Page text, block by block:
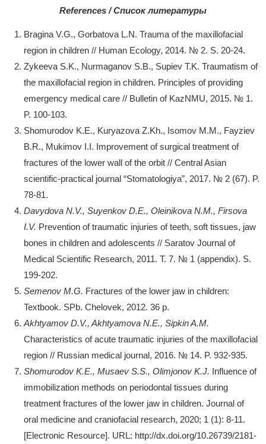
References / Список литературы
Bragina V.G., Gorbatova L.N. Trauma of the maxillofacial
region in children // Human Ecology, 2014. № 2. S. 20-24.
Zykeeva S.K., Nurmaganov S.B., Supiev T.K. Traumatism of
the maxillofacial region in children. Principles of providing
emergency medical care // Bulletin of KazNMU, 2015. № 1.
P. 100-103.
Shomurodov K.E., Kuryazova Z.Kh., Isomov M.M., Fayziev
B.R., Mukimov I.I. Improvement of surgical treatment of
fractures of the lower wall of the orbit // Central Asian
scientific-practical journal “Stomatologiya”, 2017. № 2 (67). P.
78-81.
Davydova N.V., Suyenkov D.E., Oleinikova N.M., Firsova
I.V. Prevention of traumatic injuries of teeth, soft tissues, jaw
bones in children and adolescents // Saratov Journal of
Medical Scientific Research, 2011. T. 7. № 1 (appendix). S.
199-202.
Semenov M.G. Fractures of the lower jaw in children:
Textbook. SPb. Chelovek, 2012. 36 p.
Akhtyamov D.V., Akhtyamova N.E., Sipkin A.M.
Characteristics of acute traumatic injuries of the maxillofacial
region // Russian medical journal, 2016. № 14. P. 932-935.
Shomurodov K.E., Musaev S.S., Olimjonov K.J. Influence of
immobilization methods on periodontal tissues during
treatment fractures of the lower jaw in children. Journal of
oral medicine and craniofacial research, 2020; 1 (1): 8-11.
[Electronic Resource]. URL: http://dx.doi.org/10.26739/2181-